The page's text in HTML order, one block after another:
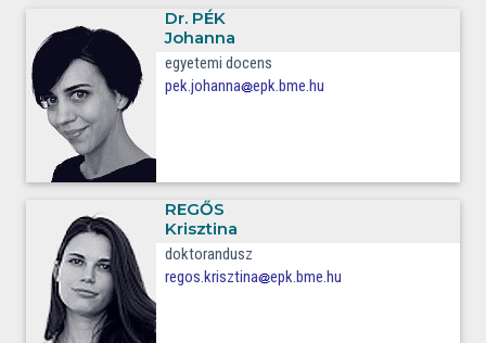
Dr. PÉK
Johanna
egyetemi docens
pek.johanna
epk.bme.hu
REGŐS
Krisztina
doktorandusz
regos.krisztina
epk.bme.hu